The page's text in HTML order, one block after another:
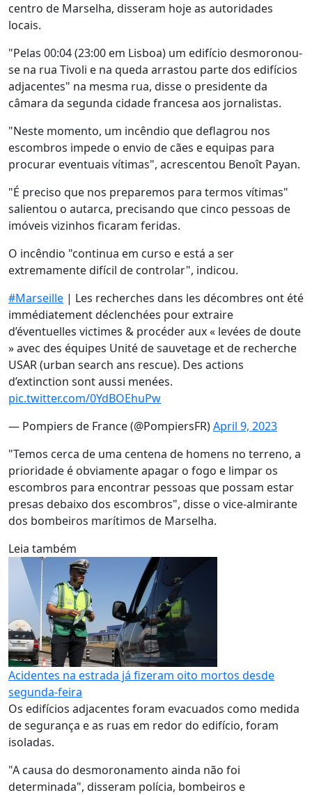
centro de Marselha, disseram hoje as autoridades
locais.
"Pelas 00:04 (23:00 em Lisboa) um edifício desmoronou-
se na rua Tivoli e na queda arrastou parte dos edifícios
adjacentes" na mesma rua, disse o presidente da
câmara da segunda cidade francesa aos jornalistas.
"Neste momento, um incêndio que deflagrou nos
escombros impede o envio de cães e equipas para
procurar eventuais vítimas", acrescentou Benoît Payan.
"É preciso que nos preparemos para termos vítimas"
salientou o autarca, precisando que cinco pessoas de
imóveis vizinhos ficaram feridas.
O incêndio "continua em curso e está a ser
extremamente difícil de controlar", indicou.
#Marseille | Les recherches dans les décombres ont été
immédiatement déclenchées pour extraire
d’éventuelles victimes & procéder aux « levées de doute
» avec des équipes Unité de sauvetage et de recherche
USAR (urban search ans rescue). Des actions
d’extinction sont aussi menées.
pic.twitter.com/0YdBOEhuPw
— Pompiers de France (@PompiersFR)April 9, 2023
"Temos cerca de uma centena de homens no terreno, a
prioridade é obviamente apagar o fogo e limpar os
escombros para encontrar pessoas que possam estar
presas debaixo dos escombros", disse o vice-almirante
dos bombeiros marítimos de Marselha.
Leia também
Acidentes na estrada já fizeram oito mortos desde
segunda-feira
Os edifícios adjacentes foram evacuados como medida
de segurança e as ruas em redor do edifício, foram
isoladas.
"A causa do desmoronamento ainda não foi
determinada", disseram polícia, bombeiros e